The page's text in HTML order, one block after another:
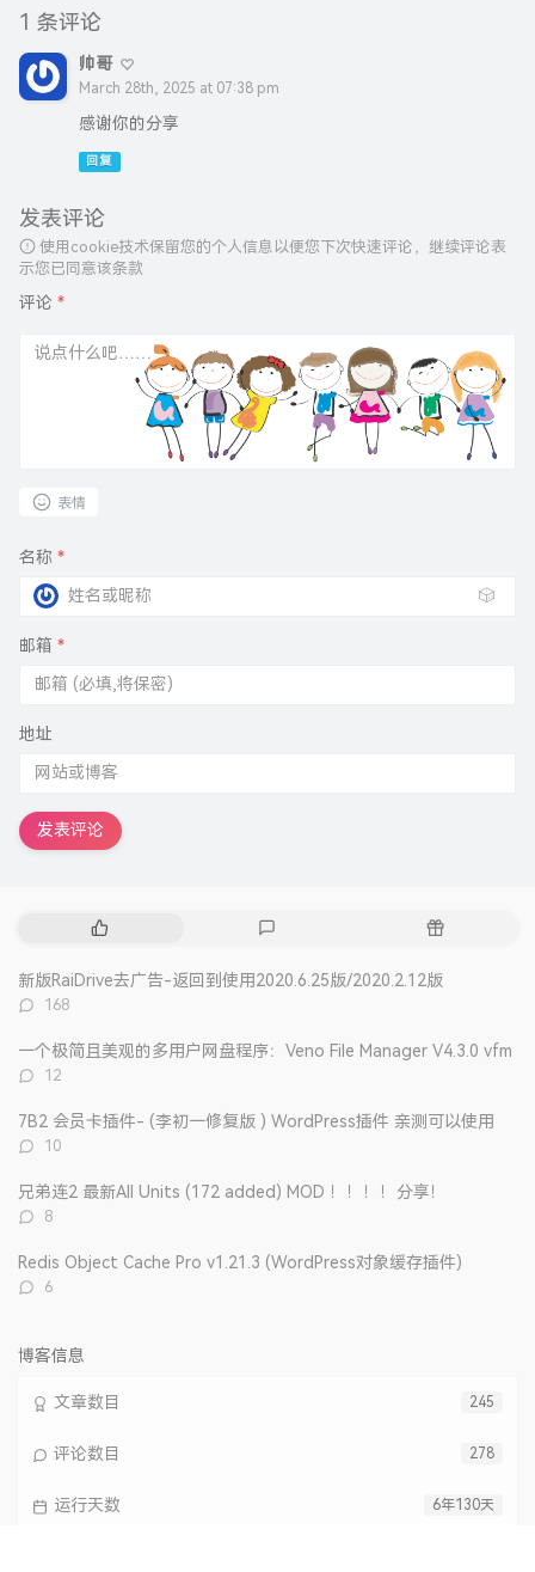
1 条评论
帅哥
March 28th, 2025 at 07:38 pm
感谢你的分享
回复
发表评论
使用cookie技术保留您的个人信息以便您下次快速评论，继续评论表
示您已同意该条款
评论 *
表情
名称 *
🎲
邮箱 *
地址
发表评论
热
文
评
随
新版RaiDrive去广告-返回到使用2020.6.25版/2020.2.12版
评
数：
168
一个极简且美观的多用户网盘程序：Veno File Manager V4.3.0 vfm
评
数：
12
7B2 会员卡插件- (李初一修复版 ) WordPress插件 亲测可以使用
评
数：
10
兄弟连2 最新All Units (172 added) MOD ！！！！分享！
评
数：
8
Redis Object Cache Pro v1.21.3 (WordPress对象缓存插件)
评
6
博客信息
245
文章数目
278
评论数目
6年130天
运行天数